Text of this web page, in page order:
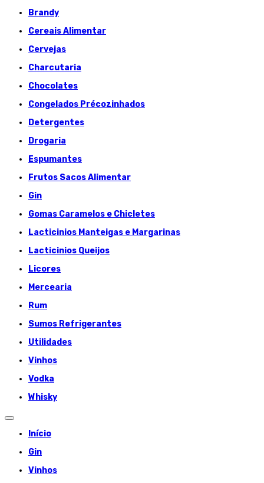
Brandy
Cereais Alimentar
Cervejas
Charcutaria
Chocolates
Congelados Précozinhados
Detergentes
Drogaria
Espumantes
Frutos Sacos Alimentar
Gin
Gomas Caramelos e Chicletes
Lacticinios Manteigas e Margarinas
Lacticinios Queijos
Licores
Mercearia
Rum
Sumos Refrigerantes
Utilidades
Vinhos
Vodka
Whisky
Início
Gin
Vinhos